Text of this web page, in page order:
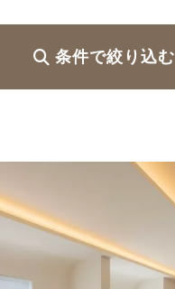
条件で絞り込む